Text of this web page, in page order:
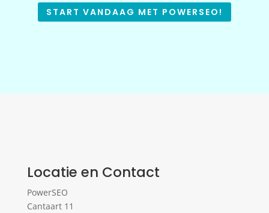
START VANDAAG MET POWERSEO!
Locatie en Contact
PowerSEO
Cantaart 11